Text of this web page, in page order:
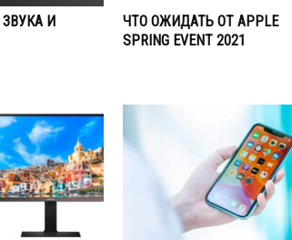
И
ЧТО ОЖИДАТЬ ОТ APPLE
SPRING EVENT 2021